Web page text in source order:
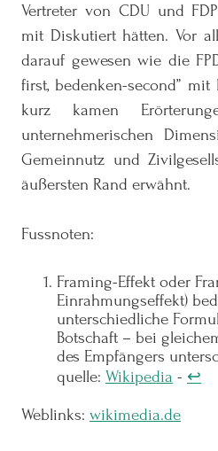
Vertreter von CDU und
mit Diskutiert hätten. Vor
darauf gewesen wie die
first, bedenken-second”
kurz kamen
unternehmerischen
Gemeinnutz und
äußersten Rand erwähnt.
Fussnoten:
Framing-Effekt oder
Einrahmungseffekt)
unterschiedliche
Botschaft – bei
des Empfängers
quelle: Wikipedia - ↩
Weblinks: wikimedia.de